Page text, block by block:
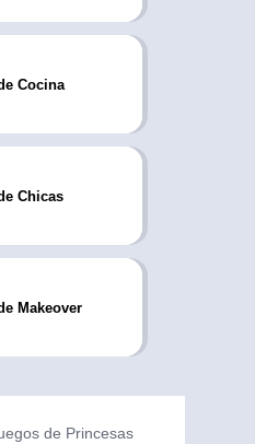
Cocina
Chicas
Makeover
de Princesas